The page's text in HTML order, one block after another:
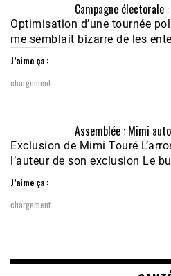
Campagne électorale
Optimisation d’une tournée
me semblait bizarre de les
J’aime ça :
chargement…
Assemblée : Mimi
Exclusion de Mimi Touré
l’auteur de son exclusion Le
J’aime ça :
chargement…